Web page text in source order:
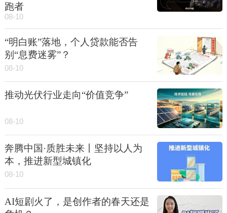
跑者
08-10
“明白账”落地，个人贷款能否告
别“息费迷雾”？
08-10
推动光伏行业走向“价值竞争”
08-10
奔腾中国·质胜未来丨坚持以人为
本，推进新型城镇化
08-10
AI短剧火了，是创作者的春天还是